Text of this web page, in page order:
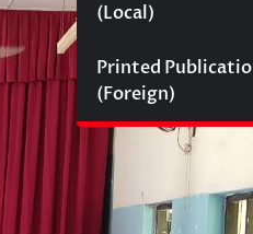
(Local)
Printed
(Foreign)